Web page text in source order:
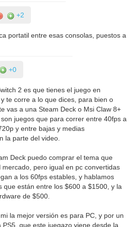
+2
portatil entre esas consolas, puestos a
+0
2 es que tienes el juego en
te corre a lo que dices, para bien o
vas a una Steam Deck o Msi Claw 8+
juegos que para correr entre 40fps a
y entre bajas y medias
la parte del video.
Deck puedo comprar el tema que
mercado, pero igual en pc convertidas
a los 60fps estables, y hablamos
que están entre los $600 a $1500, y la
de $500.
la mejor versión es para PC, y por un
PS5, que este juegazo viene desde la